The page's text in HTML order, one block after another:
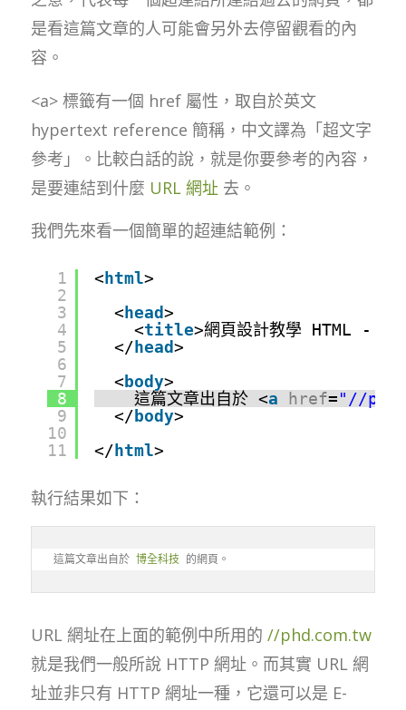
是看這篇文章的人可能會另外去停留觀看的內
容。
<a> 標籤有一個 href 屬性，取自於英文
hypertext reference 簡稱，中文譯為「超文字
參考」。比較白話的說，就是你要參考的內容，
是要連結到什麼 URL 網址 去。
我們先來看一個簡單的超連結範例：
1
2
3
4
5
6
7
8
9
10
11
< html>
< head>
<title>網頁設計教學 HTML - 加
</ head>
<body>
這篇文章出自於 <a href="//
</body>
</ html>
執行結果如下：
這篇文章出自於 博全科技
URL 網址在上面的範例中所用的 //phd.com.tw
就是我們一般所說 HTTP 網址。而其實 URL 網
址並非只有 HTTP 網址一種，它還可以是 E-